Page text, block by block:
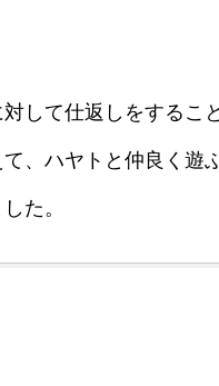
して仕返しをするこ
、ハヤトと仲良く遊
た。